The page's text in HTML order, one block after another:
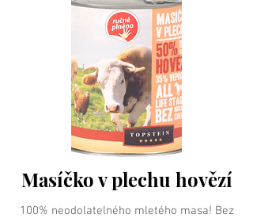
Masíčko v plechu hovězí
100% neodolatelného mletého masa! Bez